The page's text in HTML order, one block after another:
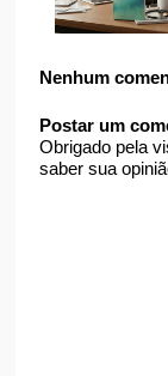
Nenhum
Postar um
Obrigado pela
saber sua